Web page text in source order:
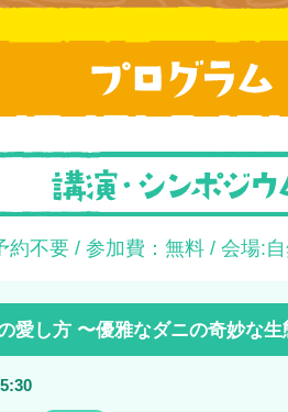
約不要 / 参加費：無料 / 会場:
愛し方 〜優雅なダニの奇妙な生